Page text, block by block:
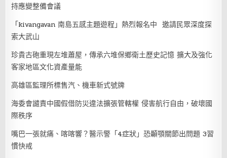
持應變整備會議
「kivangavan 南島五感主題遊程」熱烈報名中 邀請民眾深度探
索大武山
珍貴古砲重現左堆蕭屋，傳承六堆保鄉衛土歷史記憶 擴大及強化
客家地區文化資產量能
高雄區監理所標售汽、機車新式號牌
海委會譴責中國假借防災違法擴張管轄權 侵害航行自由，破壞國
際秩序
嘴巴一張就痛、喀喀響？醫示警「4症狀」恐顳顎關節出問題 3習
慣快戒